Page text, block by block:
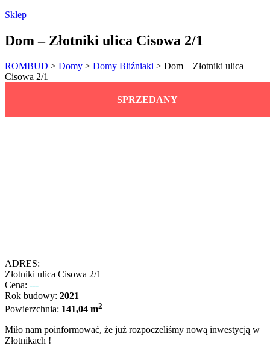
Sklep
Dom – Złotniki ulica Cisowa 2/1
ROMBUD > Domy > Domy Bliźniaki > Dom – Złotniki ulica
Cisowa 2/1
SPRZEDANY
ADRES:
Złotniki ulica Cisowa 2/1
Cena: ---
Rok budowy: 2021
Powierzchnia: 141,04 m2
Miło nam poinformować, że już rozpoczeliśmy nową inwestycją w
Złotnikach !